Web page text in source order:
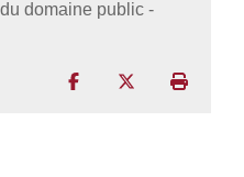
domaine public -
Partager surPartager sur